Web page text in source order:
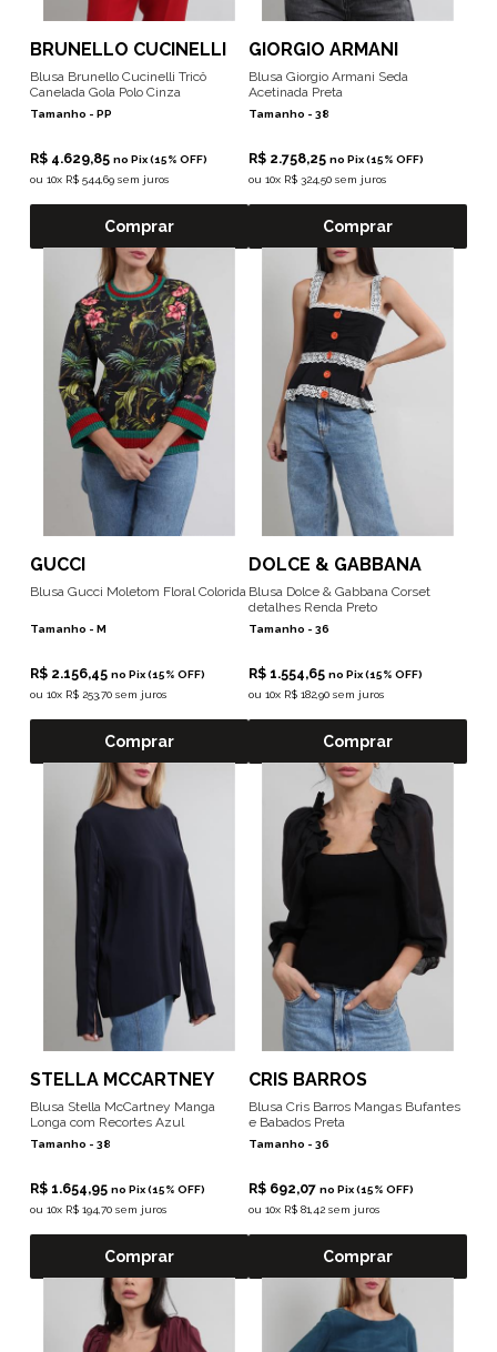
BRUNELLO CUCINELLI
Blusa Brunello Cucinelli Tricô
Canelada Gola Polo Cinza
Tamanho - PP
R$ 4.629,85 no Pix (15% OFF)
ou 10x R$ 544,69 sem juros
Comprar
GIORGIO ARMANI
Blusa Giorgio Armani Seda
Acetinada Preta
Tamanho - 38
R$ 2.758,25 no Pix (15% OFF)
ou 10x R$ 324,50 sem juros
Comprar
GUCCI
Blusa Gucci Moletom Floral Colorida
Tamanho - M
R$ 2.156,45 no Pix (15% OFF)
ou 10x R$ 253,70 sem juros
Comprar
DOLCE & GABBANA
Blusa Dolce & Gabbana Corset
detalhes Renda Preto
Tamanho - 36
R$ 1.554,65 no Pix (15% OFF)
ou 10x R$ 182,90 sem juros
Comprar
STELLA MCCARTNEY
Blusa Stella McCartney Manga
Longa com Recortes Azul
Tamanho - 38
R$ 1.654,95 no Pix (15% OFF)
ou 10x R$ 194,70 sem juros
Comprar
CRIS BARROS
Blusa Cris Barros Mangas Bufantes
e Babados Preta
Tamanho - 36
R$ 692,07 no Pix (15% OFF)
ou 10x R$ 81,42 sem juros
Comprar